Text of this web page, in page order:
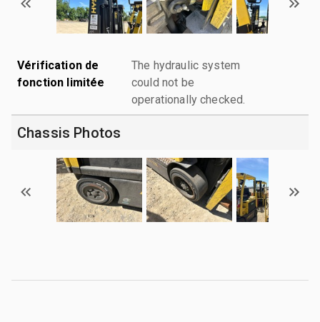
Vérification de
fonction limitée
The hydraulic system
could not be
operationally checked.
Chassis Photos